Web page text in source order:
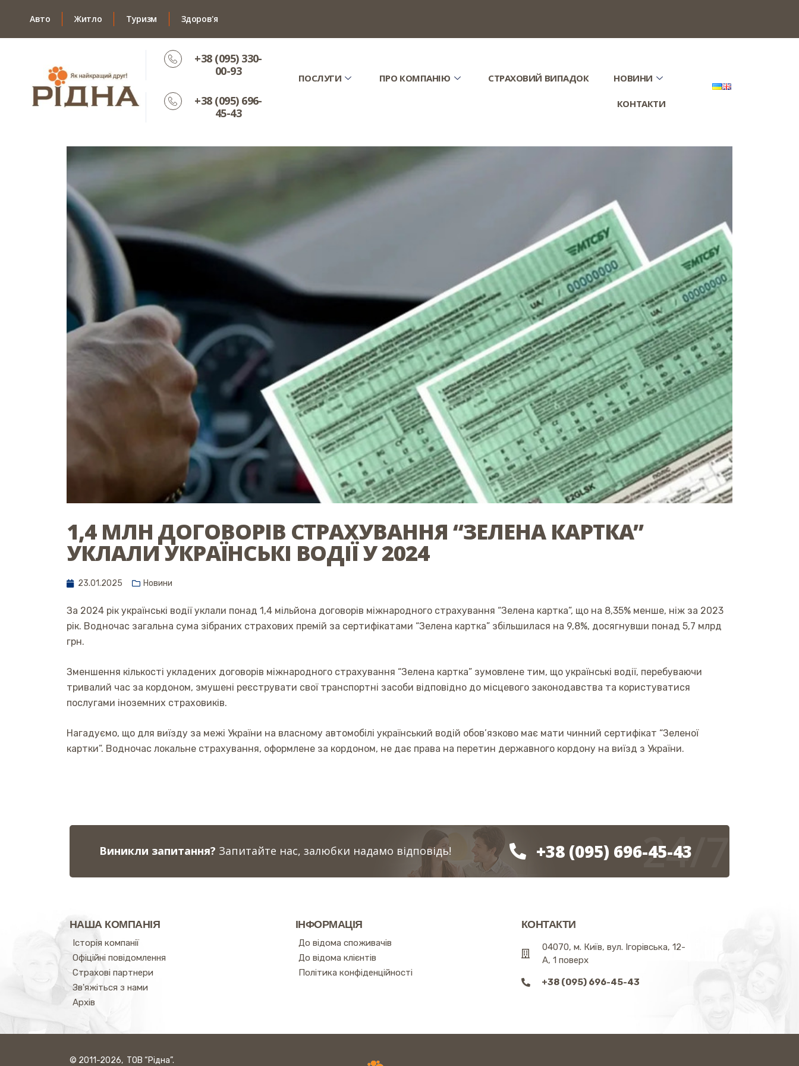
Авто Житло Туризм Здоров'я
+38 (095) 330-
00-93
+38 (095) 696-
45-43
ПОСЛУГИ ПРО КОМПАНІЮ СТРАХОВИЙ ВИПАДОК НОВИНИ
КОНТАКТИ
1,4 МЛН ДОГОВОРІВ СТРАХУВАННЯ “ЗЕЛЕНА КАРТКА”
УКЛАЛИ УКРАЇНСЬКІ ВОДІЇ У 2024
23.01.2025 Новини
За 2024 рік українські водії уклали понад 1,4 мільйона договорів міжнародного страхування “Зелена картка”, що на 8,35% менше, ніж за 2023
рік. Водночас загальна сума зібраних страхових премій за сертифікатами “Зелена картка” збільшилася на 9,8%, досягнувши понад 5,7 млрд
грн.
Зменшення кількості укладених договорів міжнародного страхування “Зелена картка” зумовлене тим, що українські водії, перебуваючи
тривалий час за кордоном, змушені реєструвати свої транспортні засоби відповідно до місцевого законодавства та користуватися
послугами іноземних страховиків.
Нагадуємо, що для виїзду за межі України на власному автомобілі український водій обов’язково має мати чинний сертифікат “Зеленої
картки”. Водночас локальне страхування, оформлене за кордоном, не дає права на перетин державного кордону на виїзд з України.
Виникли запитання? Запитайте нас, залюбки надамо відповідь! +38 (095) 696-45-43
24/7
НАША КОМПАНІЯ
Історія компанії
Офіційні повідомлення
Страхові партнери
Зв'яжіться з нами
Архів
ІНФОРМАЦІЯ
До відома споживачів
До відома клієнтів
Політика конфіденційності
КОНТАКТИ
04070, м. Київ, вул. Ігорівська, 12-
А, 1 поверх
+38 (095) 696-45-43
© 2011-2026, ТОВ “Рідна”.